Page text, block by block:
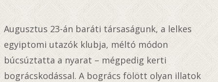
Augusztus 23-án baráti társaságunk, a lelkes
egyiptomi utazók klubja, méltó módon
búcsúztatta a nyarat – mégpedig kerti
bográcskodással. A bogrács fölött olyan illatok